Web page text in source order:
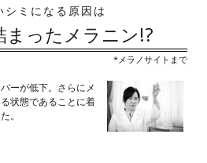
シミになる原因は
まったメラニン!?
*メラノサイトまで
ーが低下。さらにメ
状態であることに着
。